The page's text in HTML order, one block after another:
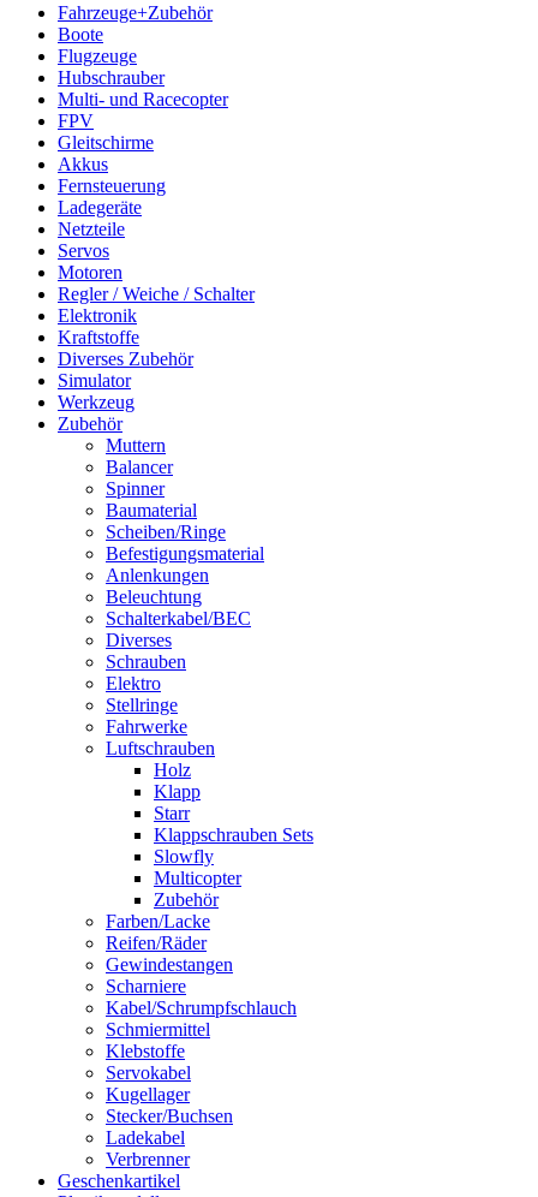
Fahrzeuge+Zubehör
Boote
Flugzeuge
Hubschrauber
Multi- und Racecopter
FPV
Gleitschirme
Akkus
Fernsteuerung
Ladegeräte
Netzteile
Servos
Motoren
Regler / Weiche / Schalter
Elektronik
Kraftstoffe
Diverses Zubehör
Simulator
Werkzeug
Zubehör
Muttern
Balancer
Spinner
Baumaterial
Scheiben/Ringe
Befestigungsmaterial
Anlenkungen
Beleuchtung
Schalterkabel/BEC
Diverses
Schrauben
Elektro
Stellringe
Fahrwerke
Luftschrauben
Holz
Klapp
Starr
Klappschrauben Sets
Slowfly
Multicopter
Zubehör
Farben/Lacke
Reifen/Räder
Gewindestangen
Scharniere
Kabel/Schrumpfschlauch
Schmiermittel
Klebstoffe
Servokabel
Kugellager
Stecker/Buchsen
Ladekabel
Verbrenner
Geschenkartikel